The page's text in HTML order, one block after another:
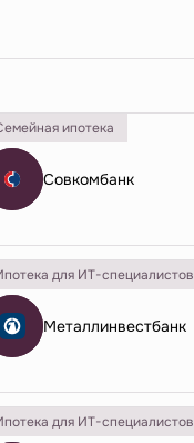
Совкомбанк
ипотека
Металлинвестбанк
для ИТ-специалистов
для ИТ-специалистов